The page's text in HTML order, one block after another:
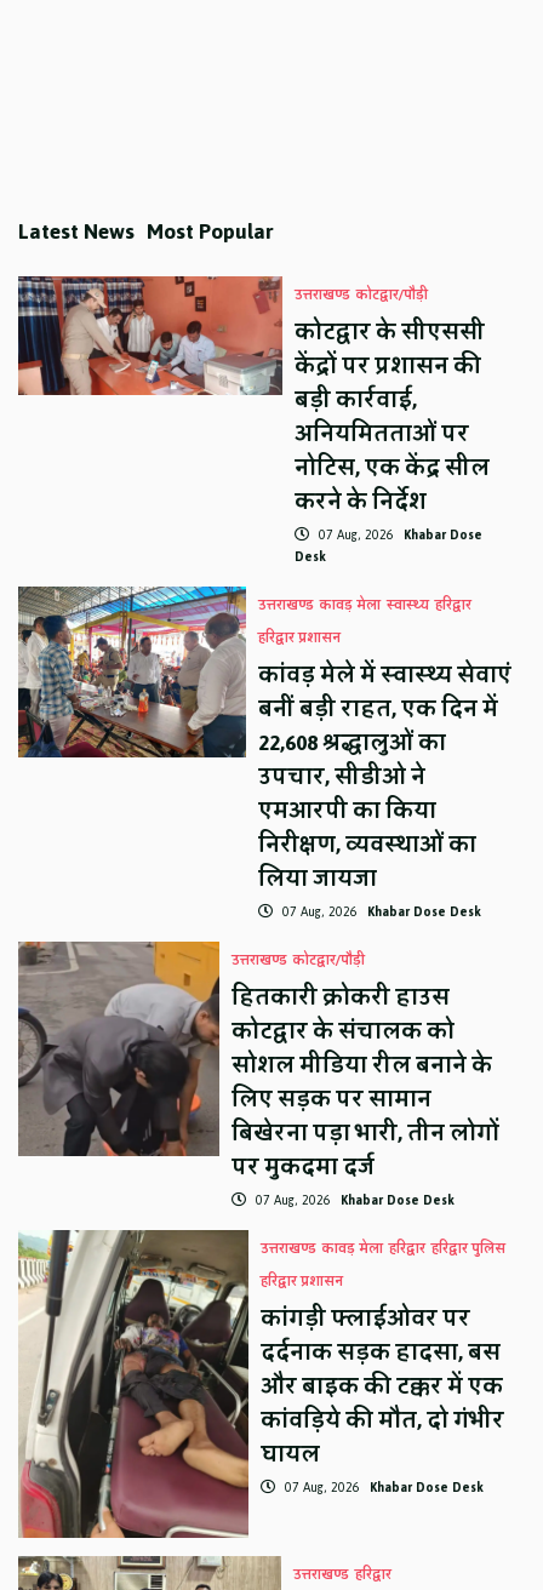
Latest News Most Popular
उत्तराखण्ड कोटद्वार/पौड़ी
कोटद्वार के सीएससी
केंद्रों पर प्रशासन की
बड़ी कार्रवाई,
अनियमितताओं पर
नोटिस, एक केंद्र सील
करने के निर्देश
07 Aug, 2026 Khabar Dose
Desk
उत्तराखण्ड कावड़ मेला स्वास्थ्य हरिद्वार
हरिद्वार प्रशासन
कांवड़ मेले में स्वास्थ्य सेवाएं
बनीं बड़ी राहत, एक दिन में
22,608 श्रद्धालुओं का
उपचार, सीडीओ ने
एमआरपी का किया
निरीक्षण, व्यवस्थाओं का
लिया जायजा
07 Aug, 2026 Khabar Dose Desk
उत्तराखण्ड कोटद्वार/पौड़ी
हितकारी क्रोकरी हाउस
कोटद्वार के संचालक को
सोशल मीडिया रील बनाने के
लिए सड़क पर सामान
बिखेरना पड़ा भारी, तीन लोगों
पर मुकदमा दर्ज
07 Aug, 2026 Khabar Dose Desk
उत्तराखण्ड कावड़ मेला हरिद्वार हरिद्वार पुलिस
हरिद्वार प्रशासन
कांगड़ी फ्लाईओवर पर
दर्दनाक सड़क हादसा, बस
और बाइक की टक्कर में एक
कांवड़िये की मौत, दो गंभीर
घायल
07 Aug, 2026 Khabar Dose Desk
उत्तराखण्ड हरिद्वार